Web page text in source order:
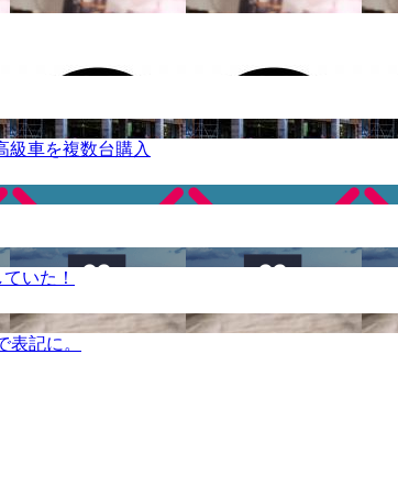
級車を複数台購入
いた！
記に。